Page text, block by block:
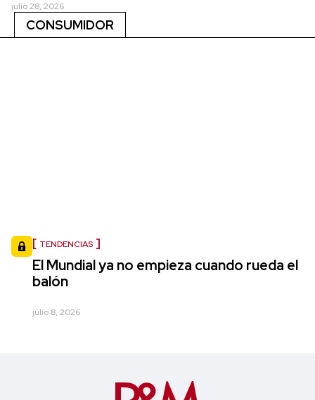
julio 28, 2026
CONSUMIDOR
TENDENCIAS
El Mundial ya no empieza cuando rueda el
balón
julio 8, 2026